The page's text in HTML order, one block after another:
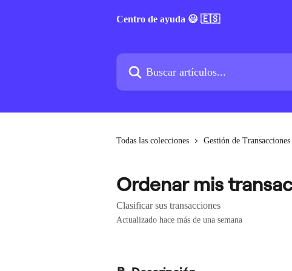
Centro de ayuda 😃 🇪🇸
Buscar artículos...
Todas las colecciones Gestión de Transacciones
Ordenar mis
Clasificar sus transacciones
Actualizado hace más de una semana